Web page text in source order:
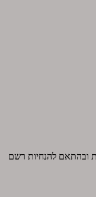
עיונית 3.5 שעות, מעשית 5 שעות ובהתאם להנחיות רשם